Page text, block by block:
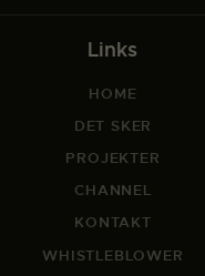
Links
HOME
DET SKER
PROJEKTER
CHANNEL
KONTAKT
WHISTLEBLOWER